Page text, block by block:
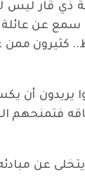
قار ليس
سمع عن
كثيرون ممن
يريدون أن
فتمنحهم
عن